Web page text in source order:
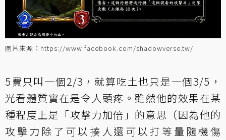
圖片來源：https://www.facebook.com/shadowverse.tw/
5費只叫一個2/3，就算吃土也只是一個3/5，
光看體質實在是令人頭疼。雖然他的效果在某
種程度上是「攻擊力加倍」的意思（因為他的
攻擊力除了可以揍人還可以打等量隨機傷